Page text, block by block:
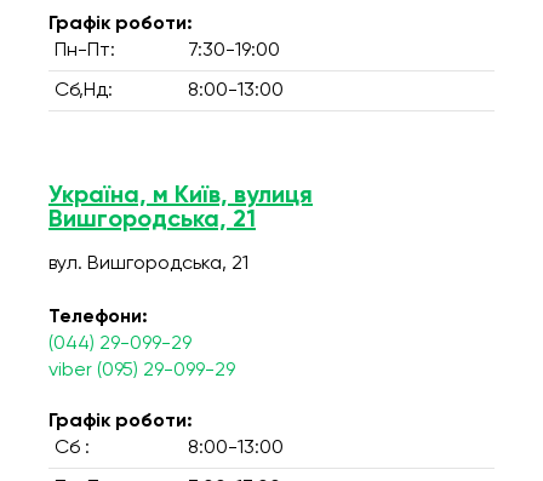
Графік роботи:
Пн-Пт:
7:30-19:00
Сб,Нд: 8:00-13:00
Україна, м Київ, вулиця
Вишгородська, 21
вул. Вишгородська, 21
Телефони:
(044) 29-099-29
viber (095) 29-099-29
Графік роботи:
Сб :
8:00-13:00